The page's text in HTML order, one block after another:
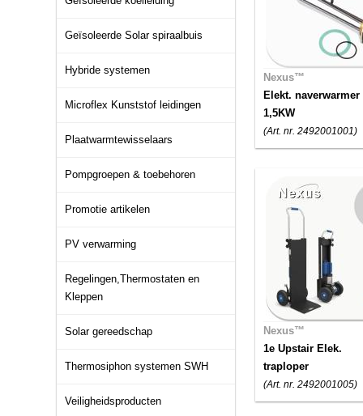
Geïsoleerde Solar spiraalbuis
Hybride systemen
Microflex Kunststof leidingen
Plaatwarmtewisselaars
Pompgroepen & toebehoren
Promotie artikelen
PV verwarming
Regelingen,Thermostaten en
Kleppen
Solar gereedschap
Thermosiphon systemen SWH
Veiligheidsproducten
Nexus™
Elekt. naverwarmer
1,5KW
(Art. nr. 2492001001)
Nexus™
1e Upstair Elek.
traploper
(Art. nr. 2492001005)